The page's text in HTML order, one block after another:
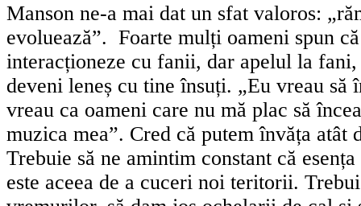
Manson ne-a mai dat un sfat valoros:
evoluează”. Foarte mulți oameni spun
interacționeze cu fanii, dar apelul la fani,
deveni leneș cu tine însuți. „Eu vreau
vreau ca oameni care nu mă plac să
muzica mea”. Cred că putem învăța atât
Trebuie să ne amintim constant că
este aceea de a cuceri noi teritorii.